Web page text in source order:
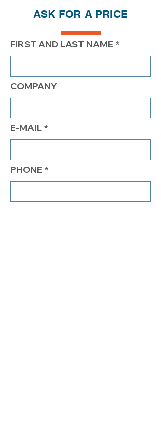
PRIX 265.00$ 215.00$ 186.50$
ASK FOR A PRICE
FIRST AND LAST NAME
COMPANY
E-MAIL
PHONE